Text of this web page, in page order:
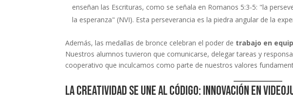
enseñan las Escrituras, como se señala en Romanos 5:3-5: "la
la esperanza" (NVI). Esta perseverancia es la piedra angular de la
Además, las medallas de bronce celebran el poder de trabajo en
Nuestros alumnos tuvieron que comunicarse, delegar tareas y
cooperativo que inculcamos como parte de nuestros valores
La creatividad se une al código: Innovación en